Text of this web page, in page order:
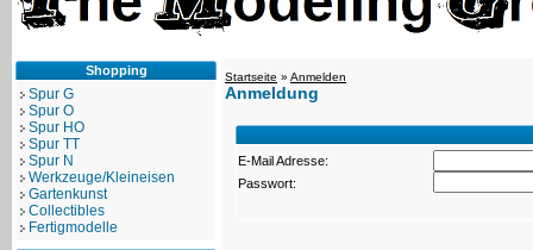
Shopping
Spur G
Spur O
Spur HO
Spur TT
Spur N
Werkzeuge/Kleineisen
Gartenkunst
Collectibles
Fertigmodelle
Startseite » Anmelden
Anmeldung
E-Mail Adresse:
Passwort: